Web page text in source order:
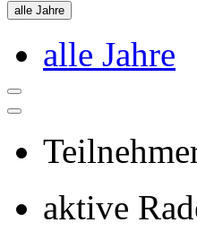
alle Jahre
alle Jahre
aktive